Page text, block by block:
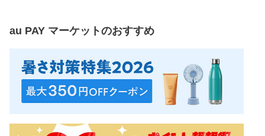
au PAY マーケットのおすすめ